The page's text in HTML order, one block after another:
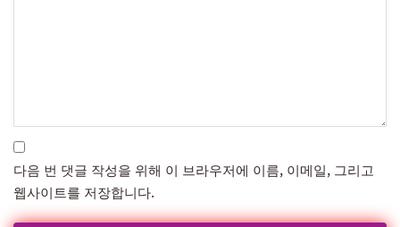
다음 번 댓글 작성을 위해 이 브라우저에 이름, 이메일, 그리고
웹사이트를 저장합니다.